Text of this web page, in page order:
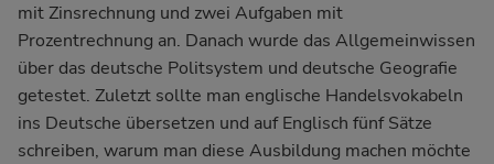
mit Zinsrechnung und zwei Aufgaben mit
Prozentrechnung an. Danach wurde das Allgemeinwissen
über das deutsche Politsystem und deutsche Geografie
getestet. Zuletzt sollte man englische Handelsvokabeln
ins Deutsche übersetzen und auf Englisch fünf Sätze
schreiben, warum man diese Ausbildung machen möchte